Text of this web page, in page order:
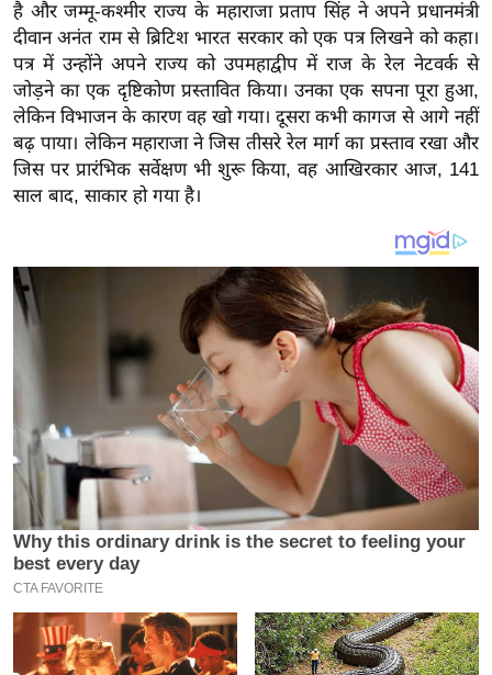
य
ब
ज
ट
खे
ल
ट
I
P
L
2
6
क्रा
इ
म
पे
है और जम्मू-कश्मीर राज्य के महाराजा प्रताप सिंह ने अपने प्रधानमंत्री
दीवान अनंत राम से ब्रिटिश भारत सरकार को एक पत्र लिखने को कहा।
पत्र में उन्होंने अपने राज्य को उपमहाद्वीप में राज के रेल नेटवर्क से
जोड़ने का एक दृष्टिकोण प्रस्तावित किया। उनका एक सपना पूरा हुआ,
लेकिन विभाजन के कारण वह खो गया। दूसरा कभी कागज से आगे नहीं
बढ़ पाया। लेकिन महाराजा ने जिस तीसरे रेल मार्ग का प्रस्ताव रखा और
जिस पर प्रारंभिक सर्वेक्षण भी शुरू किया, वह आखिरकार आज, 141
साल बाद, साकार हो गया है।